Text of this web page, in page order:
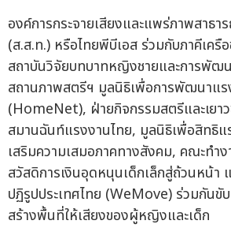
องค์การกระจายเสียงและแพร่ภาพสาธา
(ส.ส.ท.) หรือไทยพีบีเอส ร่วมกับภาคีเครื
สถาบันวิจัยบทบาทหญิงชายและการพัฒ
สถานภาพสตรีฯ มูลนิธิเพื่อการพัฒนาแร
(HomeNet), ฝ่ายกิจกรรมสตรีและเยา
สมานฉันท์แรงงานไทย, มูลนิธิเพื่อสิทธิ
เสริมความเสมอภาคทางสังคม, คณะทำ
สวัสดิการเงินอุดหนุนเด็กเล็กสู่ถ้วนหน้า
ปฏิรูปประเทศไทย (WeMove) ร่วมกันขั
สร้างพื้นที่ให้เสียงของผู้หญิงและเด็ก